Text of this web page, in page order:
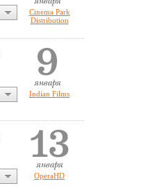
Cinema Park
Distribution
Indian Films
OperaHD